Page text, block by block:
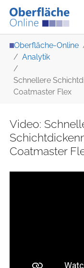
Oberfläche-Online
Analytik
Schnellere
Coatmaster Flex
Video:
Coatmaster